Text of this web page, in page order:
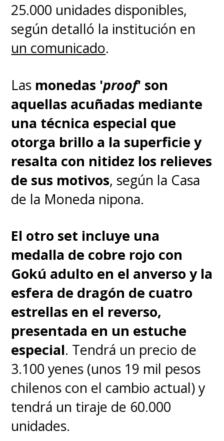
vuelve a su forma adulta.
EnDaima, Gokú mantiene la
durante la transformación a
SSJ 4, pero sí adquiere la
famosa apariencia primitiva y
salvaje. Además, tanto el
pelaje como su pelo adquiere
un color rojo. La cola también
está de regreso.
La serie ya había anotado un
hito al mostrarla
transformación de un
pequeño Vegeta en Super
Saiyajin 3.
Ahora... ¿cómo afecta todo
esto a la continuidad y al
hecho de que Daimase
desarrolla entre los eventos
Dragon Ball Z
25.000 unidades disponibles,
según detalló la institución en
un comunicado.
Las monedas 'proof' son
aquellas acuñadas mediante
una técnica especial que
otorga brillo a la superficie y
resalta con nitidez los relieves
de sus motivos, según la Casa
de la Moneda nipona.
El otro set incluye una
medalla de cobre rojo con
Gokú adulto en el anverso y la
esfera de dragón de cuatro
estrellas en el reverso,
presentada en un estuche
especial. Tendrá un precio de
3.100 yenes (unos 19 mil pesos
chilenos con el cambio actual) y
tendrá un tiraje de 60.000
unidades.